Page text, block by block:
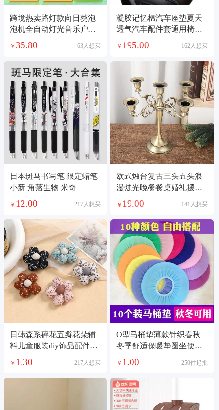
跨境热卖路灯款向日葵泡
泡机全自动灯光音乐户外
大型派对婚庆玩具
￥ 35.80 63人想买
凝胶记忆棉汽车座垫夏天
透气汽车配件套通用椅子
垫
￥ 195.00 162人想买
日本斑马书写笔 限定蜡笔
小新 角落生物 米奇
￥ 12.00 217人想买
欧式烛台复古三头五头浪
漫烛光晚餐餐桌婚礼摆件
婚庆蜡烛台道具
￥ 19.00 141人想买
日韩森系碎花五瓣花朵辅
料儿童服装diy饰品配件发
饰充棉布艺挂件
￥ 1.30 217人想买
O型马桶垫薄款针织春秋
冬季舒适保暖垫圈坐便垫
圈马桶套
￥ 1.00 250件起批